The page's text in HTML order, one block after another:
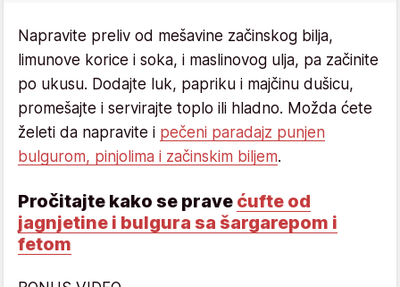
Napravite preliv od mešavine začinskog bilja,
limunove korice i soka, i maslinovog ulja, pa začinite
po ukusu. Dodajte luk, papriku i majčinu dušicu,
promešajte i servirajte toplo ili hladno. Možda ćete
želeti da napravite i pečeni paradajz punjen
bulgurom, pinjolima i začinskim biljem.
Pročitajte kako se prave ćufte od
jagnjetine i bulgura sa šargarepom i
fetom